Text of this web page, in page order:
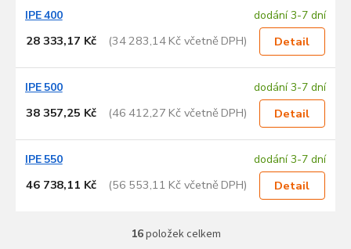
IPE 400 dodání 3-7 dní
28 333,17 Kč (34 283,14 Kč včetně DPH) Detail
IPE 500 dodání 3-7 dní
38 357,25 Kč (46 412,27 Kč včetně DPH) Detail
IPE 550 dodání 3-7 dní
46 738,11 Kč (56 553,11 Kč včetně DPH) Detail
O
16položek celkem